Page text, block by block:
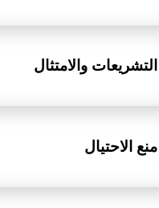
التشريعات والامتثال
منع الاحتيال